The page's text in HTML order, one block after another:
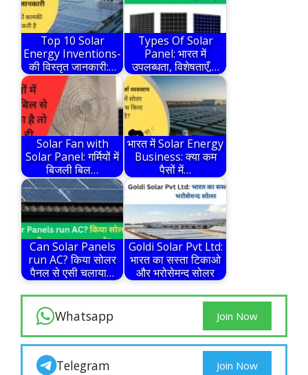
Top 10 Solar
Energy Inventions-
की विस्तृत जानकारी:…
Types Of Solar
Panel: भारत में
उपलब्धता, विशेषताएँ,…
Solar Fan with
Solar Panel: गर्मियों में
बिजली बिल…
भारत में Solar Energy
Business: क्या कम
पैसों में…
Can Solar Panels
run AC? किया सोलर
पैनल से एसी चलाया…
Goldi Solar Pvt Ltd:
भारत का सस्ता टिकाओ
और भरोसेमन्द सोलर
Whatsapp Join Now
Telegram Join Now